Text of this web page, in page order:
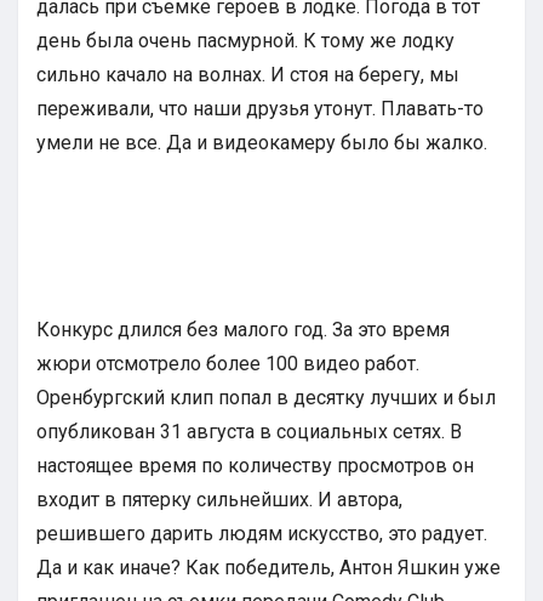
далась при съемке героев в лодке. Погода в тот
день была очень пасмурной. К тому же лодку
сильно качало на волнах. И стоя на берегу, мы
переживали, что наши друзья утонут. Плавать-то
умели не все. Да и видеокамеру было бы жалко.
Конкурс длился без малого год. За это время
жюри отсмотрело более 100 видео работ.
Оренбургский клип попал в десятку лучших и был
опубликован 31 августа в социальных сетях. В
настоящее время по количеству просмотров он
входит в пятерку сильнейших. И автора,
решившего дарить людям искусство, это радует.
Да и как иначе? Как победитель, Антон Яшкин уже